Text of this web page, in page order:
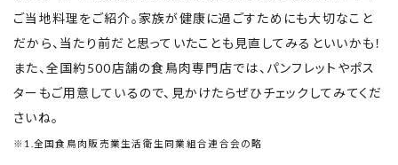
ご当地料理をご紹介。家族が健康に過ごすためにも大切なこと
だから、当たり前だと思っていたことも見直してみるといいかも！
また、全国約500店舗の食鳥肉専門店では、パンフレットやポス
ターもご用意しているので、見かけたらぜひチェックしてみてくだ
さいね。
※1.全国食鳥肉販売業生活衛生同業組合連合会の略